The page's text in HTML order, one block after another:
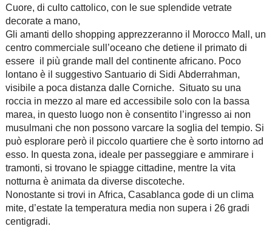
Cuore, di culto cattolico, con le sue splendide vetrate
decorate a mano,
Gli amanti dello shopping apprezzeranno il Morocco Mall, un
centro commerciale sull’oceano che detiene il primato di
essere il più grande mall del continente africano. Poco
lontano è il suggestivo Santuario di Sidi Abderrahman,
visibile a poca distanza dalle Corniche. Situato su una
roccia in mezzo al mare ed accessibile solo con la bassa
marea, in questo luogo non è consentito l’ingresso ai non
musulmani che non possono varcare la soglia del tempio. Si
può esplorare però il piccolo quartiere che è sorto intorno ad
esso. In questa zona, ideale per passeggiare e ammirare i
tramonti, si trovano le spiagge cittadine, mentre la vita
notturna è animata da diverse discoteche.
Nonostante si trovi in Africa, Casablanca gode di un clima
mite, d’estate la temperatura media non supera i 26 gradi
centigradi.